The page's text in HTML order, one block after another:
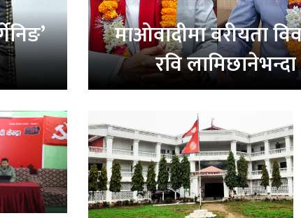
माओवादीमा वरीयता
रवि